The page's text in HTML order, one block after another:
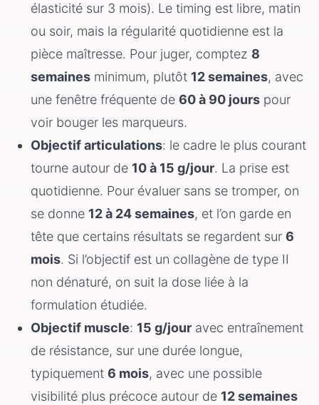
élasticité sur 3 mois). Le timing est libre, matin
ou soir, mais la régularité quotidienne est la
pièce maîtresse. Pour juger, comptez 8
semaines minimum, plutôt 12 semaines, avec
une fenêtre fréquente de 60 à 90 jours pour
voir bouger les marqueurs.
Objectif articulations: le cadre le plus courant
tourne autour de 10 à 15 g/jour. La prise est
quotidienne. Pour évaluer sans se tromper, on
se donne 12 à 24 semaines, et l’on garde en
tête que certains résultats se regardent sur 6
mois. Si l’objectif est un collagène de type II
non dénaturé, on suit la dose liée à la
formulation étudiée.
Objectif muscle: 15 g/jour avec entraînement
de résistance, sur une durée longue,
typiquement 6 mois, avec une possible
visibilité plus précoce autour de 12 semaines